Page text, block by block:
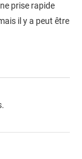
prise rapide
il y a peut être